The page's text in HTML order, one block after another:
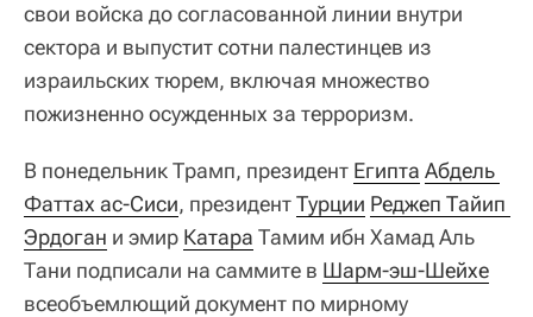
свои войска до согласованной линии внутри
сектора и выпустит сотни палестинцев из
израильских тюрем, включая множество
пожизненно осужденных за терроризм.
В понедельник Трамп, президент Египта Абдель
Фаттах ас-Сиси, президентТурции Реджеп Тайип
Эрдоган и эмир Катара Тамим ибн Хамад Аль
Тани подписали на саммите в Шарм-эш-Шейхе
всеобъемлющий документ по мирному